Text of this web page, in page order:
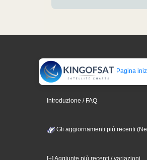
Pagina
Introduzione / FAQ
Gli aggiornamenti più recenti
[+] Aggiunte più recenti / variazioni